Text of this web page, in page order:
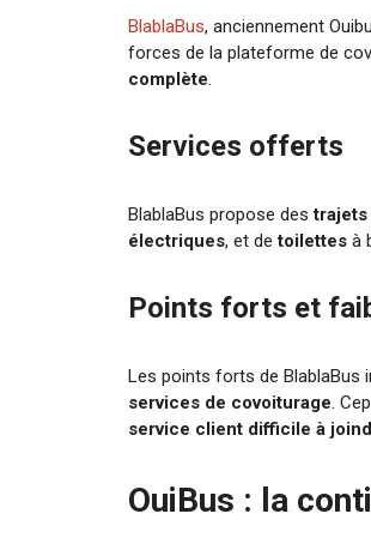
BlablaBus, anciennement
forces de la plateforme de
complète.
Services offerts
BlablaBus propose des
électriques, et detoilettes à
Points forts et
Les points forts de BlablaBus
services de covoiturage.
service client difficile à
OuiBus : la